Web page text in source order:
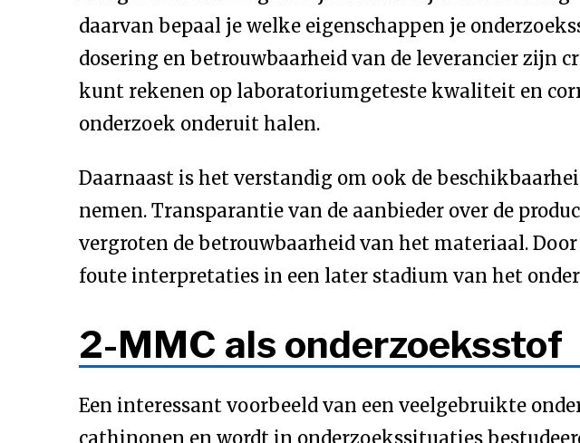
daarvan bepaal je welke eigenschappen je
dosering en betrouwbaarheid van de leverancier zijn
kunt rekenen op laboratoriumgeteste kwaliteit en
onderzoek onderuit halen.
Daarnaast is het verstandig om ook de
nemen. Transparantie van de aanbieder over de
vergroten de betrouwbaarheid van het materiaal.
foute interpretaties in een later stadium van het
2-MMC als onderzoeksstof
Een interessant voorbeeld van een veelgebruikte
cathinonen en wordt in onderzoekssituaties